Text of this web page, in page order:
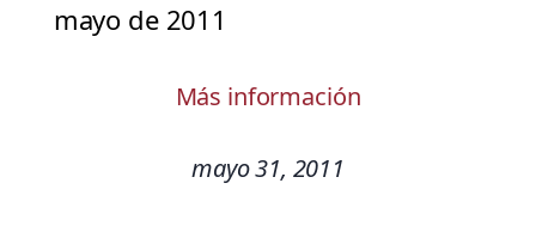
mayo de 2011
Más información
mayo 31, 2011